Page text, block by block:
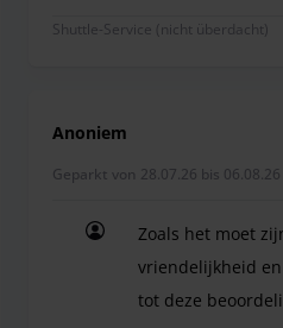
Shuttle-Service (nicht überdacht)
Anoniem
Geparkt von 28.07.26 bis 06.08.26
Zoals het moet
vriendelijkheid
tot deze